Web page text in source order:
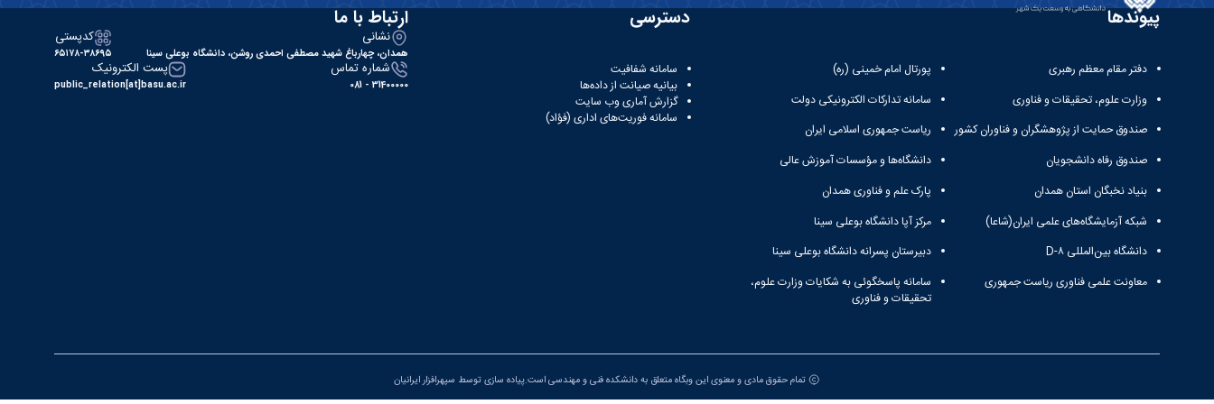
پیوندها
دفتر مقام معظم رهبری
وزارت علوم، تحقیقات و فناوری
صندوق حمایت از پژوهشگران و فناوران کشور
صندوق رفاه دانشجویان
بنیاد نخبگان استان همدان
شبکه آزمایشگاه‌های علمی ایران(شاعا)
دانشگاه بین‌المللی D-۸
معاونت علمی فناوری ریاست جمهوری
پورتال امام خمینی (ره)
سامانه تدارکات الکترونیکی دولت
ریاست جمهوری اسلامی ایران
دانشگاه‌ها و مؤسسات آموزش عالی
پارک علم و فناوری همدان
مرکز آپا دانشگاه بوعلی سینا
دبیرستان پسرانه دانشگاه بوعلی سینا
سامانه پاسخگوئی به شکایات وزارت علوم،
تحقیقات و فناوری
دسترسی
سامانه شفافیت
بیانیه صیانت از داده‌ها
گزارش آماری وب‌ سایت
سامانه فوریت‌های اداری (فؤاد)
ارتباط با ما
نشانی
همدان، چهارباغ شهید مصطفی احمدی روشن، دانشگاه بوعلی سینا
کدپستی
۶۵۱۷۸-۳۸۶۹۵
شماره تماس
31400000 - 081
پست الکترونیک
public_relation[at]basu.ac.ir
تمام حقوق مادی و معنوی این وبگاه متعلق به دانشکده فنی و مهندسی است.پیاده سازی توسط سپهرافزار ایرانیان